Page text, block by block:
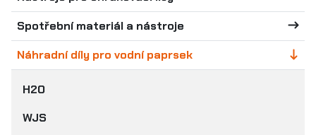
Spotřební materiál a nástroje
Náhradní díly pro vodní paprsek
H2O
WJS